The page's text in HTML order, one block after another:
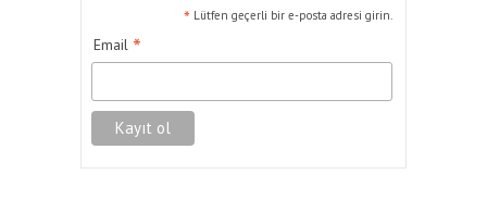
* Lütfen geçerli bir e-posta adresi girin.
Email *